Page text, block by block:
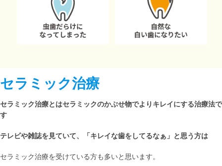
セラミック治療
セラミック治療とはセラミックのかぶせ物でよりキレイにする治療法で
す
テレビや雑誌を見ていて、「キレイな歯をしてるなぁ」と思う方は
セラミック治療を受けている方も多いと思います。